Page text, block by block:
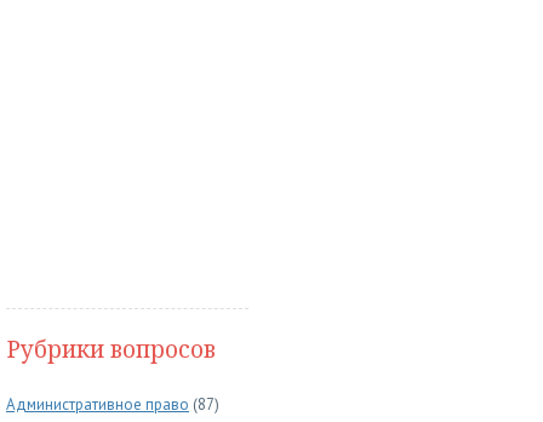
Рубрики вопросов
Административное право (87)